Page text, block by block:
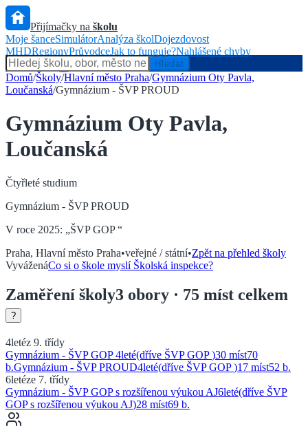
Přijímačky na školu
Moje šanceSimulátorAnalýza školDojezdovost
MHDRegionyPrůvodceJak to funguje?Nahlášené chyby
Hlídač státu
Hledat
Domů/Školy/Hlavní město Praha/Gymnázium Oty Pavla,
Loučanská/Gymnázium - ŠVP PROUD
Gymnázium Oty Pavla,
Loučanská
Čtyřleté studium
Gymnázium - ŠVP PROUD
V roce 2025: „ŠVP GOP“
Praha, Hlavní město Praha•veřejné / státní•Zpět na přehled školy
VyváženáCo si o škole myslí Školská inspekce?
Zaměření školy3 obory · 75 míst celkem
?
4letéz 9. třídy
Gymnázium - ŠVP GOP4leté(dříve ŠVP GOP)30 míst70
b.Gymnázium - ŠVP PROUD4leté(dříve ŠVP GOP)17 míst52 b.
6letéze 7. třídy
Gymnázium - ŠVP GOP s rozšířenou výukou AJ6leté(dříve ŠVP
GOP s rozšířenou výukou AJ)28 míst69 b.